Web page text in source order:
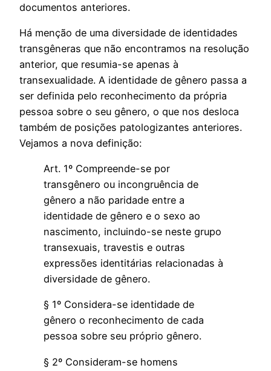
documentos anteriores.
Há menção de uma diversidade de identidades
transgêneras que não encontramos na resolução
anterior, que resumia-se apenas à
transexualidade. A identidade de gênero passa a
ser definida pelo reconhecimento da própria
pessoa sobre o seu gênero, o que nos desloca
também de posições patologizantes anteriores.
Vejamos a nova definição:
Art. 1º Compreende-se por
transgênero ou incongruência de
gênero a não paridade entre a
identidade de gênero e o sexo ao
nascimento, incluindo-se neste grupo
transexuais, travestis e outras
expressões identitárias relacionadas à
diversidade de gênero.
§ 1º Considera-se identidade de
gênero o reconhecimento de cada
pessoa sobre seu próprio gênero.
§ 2º Consideram-se homens